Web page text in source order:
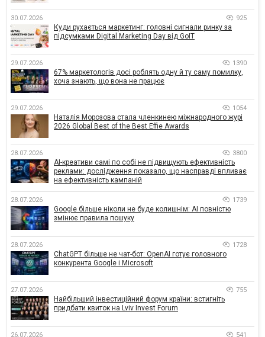
30.07.2026 925
Куди рухається маркетинг: головні сигнали ринку за
підсумками Digital Marketing Day від GoIT
29.07.2026 1390
67% маркетологів досі роблять одну й ту саму помилку,
хоча знають, що вона не працює
29.07.2026 1054
Наталія Морозова стала членкинею міжнародного журі
2026 Global Best of the Best Effie Awards
28.07.2026 3800
AI-креативи самі по собі не підвищують ефективність
реклами: дослідження показало, що насправді впливає
на ефективність кампаній
28.07.2026 1739
Google більше ніколи не буде колишнім: AI повністю
змінює правила пошуку
28.07.2026 1728
ChatGPT більше не чат-бот: OpenAI готує головного
конкурента Google і Microsoft
27.07.2026 755
Найбільший інвестиційний форум країни: встигніть
придбати квиток на Lviv Invest Forum
26.07.2026 541